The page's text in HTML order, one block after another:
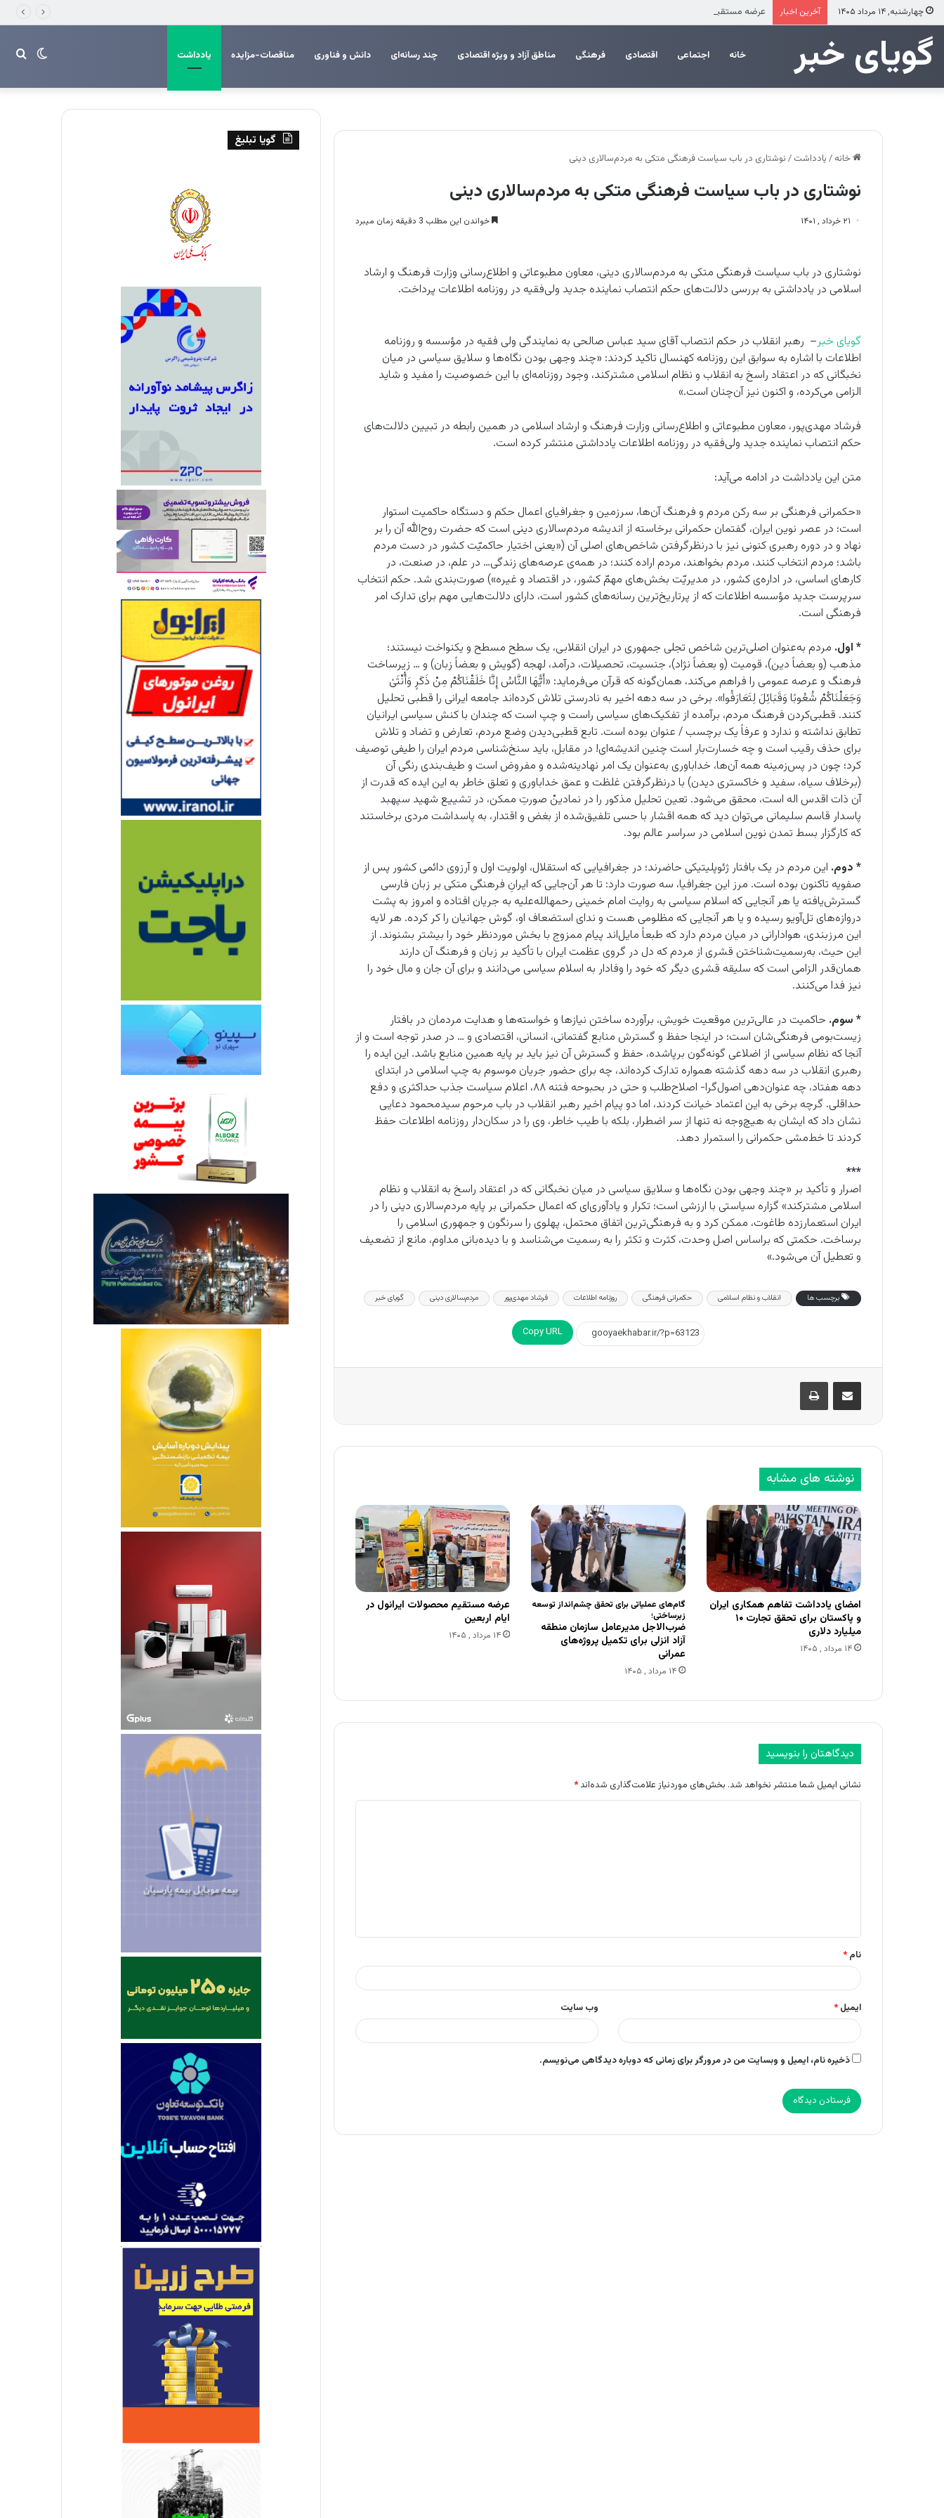
چهارشنبه, ۱۴ مرداد ۱۴۰۵ آخرین اخبار عرضه مستقیم محصولات ایرانول در ایام اربعین
‌‌‌گویای خبر خانه اجتماعی اقتصادی فرهنگی مناطق آزاد و ویژه اقتصادی چند رسانه‌ای دانش و فناوری مناقصات-مزایده یادداشت تغییر
خانه / یادداشت / نوشتاری در باب سیاست فرهنگی متکی به مردم‌سالاری دینی
نوشتاری در باب سیاست فرهنگی متکی به مردم‌سالاری دینی
۲۱ خرداد , ۱۴۰۱ خواندن این مطلب 3 دقیقه زمان میبرد
نوشتاری در باب سیاست فرهنگی متکی به مردم‌سالاری دینی، معاون مطبوعاتی و اطلاع‌رسانی وزارت فرهنگ و ارشاد
اسلامی در یادداشتی به بررسی دلالت‌های حکم انتصاب نماینده جدید ولی‌فقیه در روزنامه اطلاعات پرداخت.
گویای خبر– رهبر انقلاب در حکم انتصاب آقای سید عباس صالحی به نمایندگی ولی فقیه در مؤسسه و روزنامه
اطلاعات با اشاره به سوابق این روزنامه کهنسال تاکید کردند: «چند وجهی بودن نگاه‌ها و سلایق سیاسی در میان
نخبگانی که در اعتقاد راسخ به انقلاب و نظام اسلامی مشترکند، وجود روزنامه‌ای با این خصوصیت را مفید و شاید
الزامی می‌کرده، و اکنون نیز آن‌چنان است.»
فرشاد مهدی‌پور، معاون مطبوعاتی و اطلاع‌رسانی وزارت فرهنگ و ارشاد اسلامی در همین رابطه در تبیین دلالت‌های
حکم انتصاب نماینده جدید ولی‌فقیه در روزنامه اطلاعات یادداشتی منتشر کرده است.
متن این یادداشت در ادامه می‌آید:
«حکمرانی فرهنگی بر سه رکن مردم و فرهنگ آن‌ها، سرزمین و جغرافیای اعمال حکم و دستگاه حاکمیت استوار
است؛ در عصر نوین ایران، گفتمان حکمرانی برخاسته از اندیشه مردم‌سالاری دینی است که حضرت روح‌الله آن را بر
نهاد و در دوره رهبری کنونی نیز با درنظرگرفتن شاخص‌های اصلی آن («یعنی اختیار حاکمیّت کشور در دست مردم
باشد؛ مردم انتخاب کنند، مردم بخواهند، مردم اراده کنند؛ در همه‌ی عرصه‌های زندگی… در علم، در صنعت، در
کارهای اساسی، در اداره‌ی کشور، در مدیریّت بخش‌های مهمّ کشور، در اقتصاد و غیره») صورت‌بندی شد. حکم انتخاب
سرپرست جدید مؤسسه اطلاعات که از پرتاریخ‌ترین رسانه‌های کشور است، دارای دلالت‌هایی مهم برای تدارک امر
فرهنگی است.
* اول. مردم به‌عنوان اصلی‌ترین شاخص تجلی جمهوری در ایران انقلابی، یک سطح مسطح و یکنواخت نیستند؛
مذهب (و بعضاً دین)، قومیت (و بعضاً نژاد)، جنسیت، تحصیلات، درآمد، لهجه (گویش و بعضاً زبان) و … زیرساخت
فرهنگ و عرصه عمومی را فراهم می‌کند، همان‌گونه که قرآن می‌فرماید: «أَیُّهَا النَّاسُ إِنَّا خَلَقْنَاکُمْ مِنْ ذَکَرٍ وَأُنْثَیٰ
وَجَعَلْنَاکُمْ شُعُوبًا وَقَبَائِلَ لِتَعَارَفُوا». برخی در سه دهه اخیر به نادرستی تلاش کرده‌اند جامعه ایرانی را قطبی تحلیل
کنند. قطبی‌کردن فرهنگ مردم، برآمده از تفکیک‌های سیاسی راست و چپ است که چندان با کنش سیاسی ایرانیان
تطابق نداشته و ندارد و عرفاً یک برچسب / عنوان بوده است. تابع قطبی‌دیدن وضع مردم، تعارض و تضاد و تلاش
برای حذف رقیب است و چه خسارت‌بار است چنین اندیشه‌ای! در مقابل، باید سنخ‌شناسی مردم ایران را طیفی توصیف
کرد؛ چون در پس‌زمینه همه آن‌ها، خداباوری به‌عنوان یک امر نهادینه‌شده و مفروض است و طیف‌بندی رنگی آن
(برخلاف سیاه، سفید و خاکستری دیدن) با درنظرگرفتن غلظت و عمق خداباوری و تعلق خاطر به این ایده که قدرت از
آن ذات اقدس اله است، محقق می‌شود. تعین تحلیل مذکور را در نمادینْ صورتِ ممکن، در تشییع شهید سپهبد
پاسدار قاسم سلیمانی می‌توان دید که همه اقشار با حسی تلفیق‌شده از بغض و اقتدار، به پاسداشت مردی برخاستند
که کارگزار بسط تمدن نوین اسلامی در سراسر عالم بود.
* دوم. این مردم در یک بافتار ژئوپلیتیکی حاضرند؛ در جغرافیایی که استقلال، اولویت اول و آرزوی دائمی کشور پس از
صفویه تاکنون بوده است. مرز این جغرافیا، سه صورت دارد: تا هر آن‌جایی که ایرانِ فرهنگی متکی بر زبان فارسی
گسترش‌یافته یا هر آنجایی که اسلام سیاسی به روایت امام خمینی رحمهالله‌علیه به جریان افتاده و امروز به پشت
دروازه‌های تل‌آویو رسیده و یا هر آنجایی که مظلومی هست و ندای استضعاف او، گوش جهانیان را کر کرده. هر لایه
این مرزبندی، هوادارانی در میان مردم دارد که طبعاً مایل‌اند پیام ممزوج با بخش موردنظر خود را بیشتر بشنوند. از
این حیث، به‌رسمیت‌شناختن قشری از مردم که دل در گروی عظمت ایران با تأکید بر زبان و فرهنگ آن دارند
همان‌قدر الزامی است که سلیقه قشری دیگر که خود را وفادار به اسلام سیاسی می‌دانند و برای آن جان و مال خود را
نیز فدا می‌کنند.
* سوم. حاکمیت در عالی‌ترین موقعیت خویش، برآورده ساختن نیازها و خواسته‌ها و هدایت مردمان در بافتار
زیست‌بومی فرهنگی‌شان است؛ در اینجا حفظ و گسترش منابع گفتمانی، انسانی، اقتصادی و … در صدر توجه است و از
آنجا که نظام سیاسی از اضلاعی گونه‌گون برپاشده، حفظ و گسترش آن نیز باید بر پایه همین منابع باشد. این ایده را
رهبری انقلاب در سه دهه گذشته همواره تدارک کرده‌اند، چه برای حضور جریان موسوم به چپ اسلامی در ابتدای
دهه هفتاد، چه عنوان‌دهی اصول‌گرا- اصلاح‌طلب و حتی در بحبوحه فتنه ۸۸، اعلام سیاست جذب حداکثری و دفع
حداقلی. گرچه برخی به این اعتماد خیانت کردند، اما دو پیام اخیر رهبر انقلاب در باب مرحوم سیدمحمود دعایی
نشان داد که ایشان به‌ هیچ‌وجه نه‌ تنها از سر اضطرار، بلکه با طیب خاطر، وی را در سکان‌دار روزنامه اطلاعات حفظ
کردند تا خط‌مشی حکمرانی را استمرار دهد.
***
اصرار و تأکید بر «چند وجهی بودن نگاه‌ها و سلایق سیاسی در میان نخبگانی که در اعتقاد راسخ به انقلاب و نظام
اسلامی مشترکند» گزاره سیاستی با ارزشی است؛ تکرار و یادآوری‌ای که اعمال حکمرانی بر پایه مردم‌سالاری دینی را در
ایران استعمارزده طاغوت، ممکن کرد و به فرهنگی‌ترین اتفاق محتمل، پهلوی را سرنگون و جمهوری اسلامی را
برساخت. حکمتی که براساس اصل وحدت، کثرت و تکثر را به رسمیت می‌شناسد و با دیده‌بانی مداوم، مانع از تضعیف
و تعطیل آن می‌شود.»
برچسب ها انقلاب و نظام اسلامی حکمرانی فرهنگی روزنامه اطلاعات فرشاد مهدی‌پور مردم‌سالاری دینی گویای خبر
Copy URL
اشتراک گذاری از طریق ایمیل چاپ
نوشته های مشابه
امضای یادداشت تفاهم همکاری ایران
و پاکستان برای تحقق تجارت ۱۰
میلیارد دلاری
۱۴ مرداد , ۱۴۰۵
گام‌های عملیاتی برای تحقق چشم‌انداز توسعه
زیرساختی؛
ضرب‌الاجل مدیرعامل سازمان منطقه
آزاد انزلی برای تکمیل پروژه‌های
عمرانی
۱۴ مرداد , ۱۴۰۵
عرضه مستقیم محصولات ایرانول در
ایام اربعین
۱۴ مرداد , ۱۴۰۵
دیدگاهتان را بنویسید
نشانی ایمیل شما منتشر نخواهد شد. بخش‌های موردنیاز علامت‌گذاری شده‌اند *
*
نام *
ایمیل * وب‌ سایت
ذخیره نام، ایمیل و وبسایت من در مرورگر برای زمانی که دوباره دیدگاهی می‌نویسم.
گویا تبلیغ